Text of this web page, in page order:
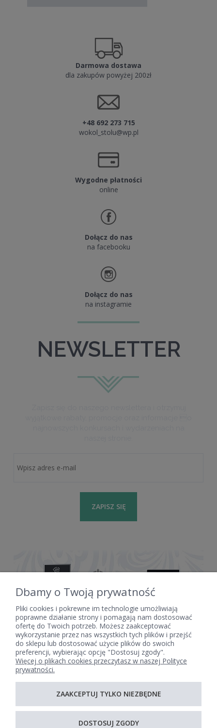
Darmowa dostawa
dla zakupów powyżej 200zł
+48 692 273 715
wokol_stolu@wp.pl
Wygodne płatności
online
Dołącz do nas
na facebooku
Dołącz do nas
na instagramie
NEWSLETTER
ZAPISZ SIĘ
POMOC
MOJE KONTO
PŁATNOŚCI I DOSTAWA
INFORMACJE
Dbamy o Twoją prywatność
Pliki cookies i pokrewne im technologie umożliwiają
poprawne działanie strony i pomagają nam dostosować
ofertę do Twoich potrzeb. Możesz zaakceptować
wykorzystanie przez nas wszystkich tych plików i przejść
do sklepu lub dostosować użycie plików do swoich
preferencji, wybierając opcję "Dostosuj zgody".
Więcej o plikach cookies przeczytasz w naszej Polityce
prywatności.
ZAAKCEPTUJ TYLKO NIEZBĘDNE
DOSTOSUJ ZGODY